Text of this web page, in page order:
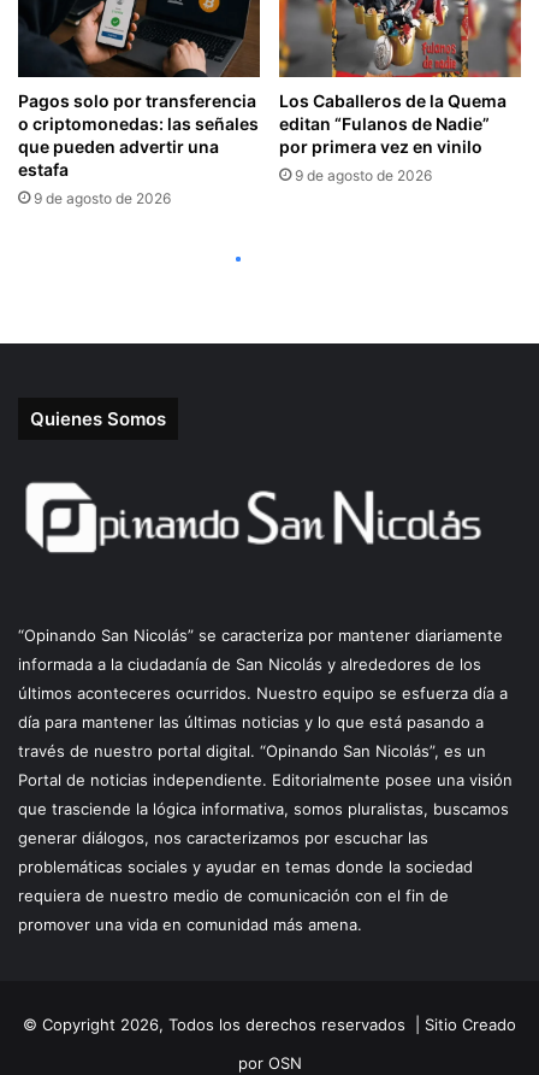
Quienes Somos
“Opinando San Nicolás” se caracteriza por mantener diariamente
informada a la ciudadanía de San Nicolás y alrededores de los
últimos aconteceres ocurridos. Nuestro equipo se esfuerza día a
día para mantener las últimas noticias y lo que está pasando a
través de nuestro portal digital. “Opinando San Nicolás”, es un
Portal de noticias independiente. Editorialmente posee una visión
que trasciende la lógica informativa, somos pluralistas, buscamos
generar diálogos, nos caracterizamos por escuchar las
problemáticas sociales y ayudar en temas donde la sociedad
requiera de nuestro medio de comunicación con el fin de
promover una vida en comunidad más amena.
© Copyright 2026, Todos los derechos reservados | Sitio Creado
por OSN